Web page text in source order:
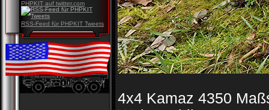
PHPKIT auf twitter.com
RSS-Feed für PHPKIT Tweets
4x4 Kamaz 4350